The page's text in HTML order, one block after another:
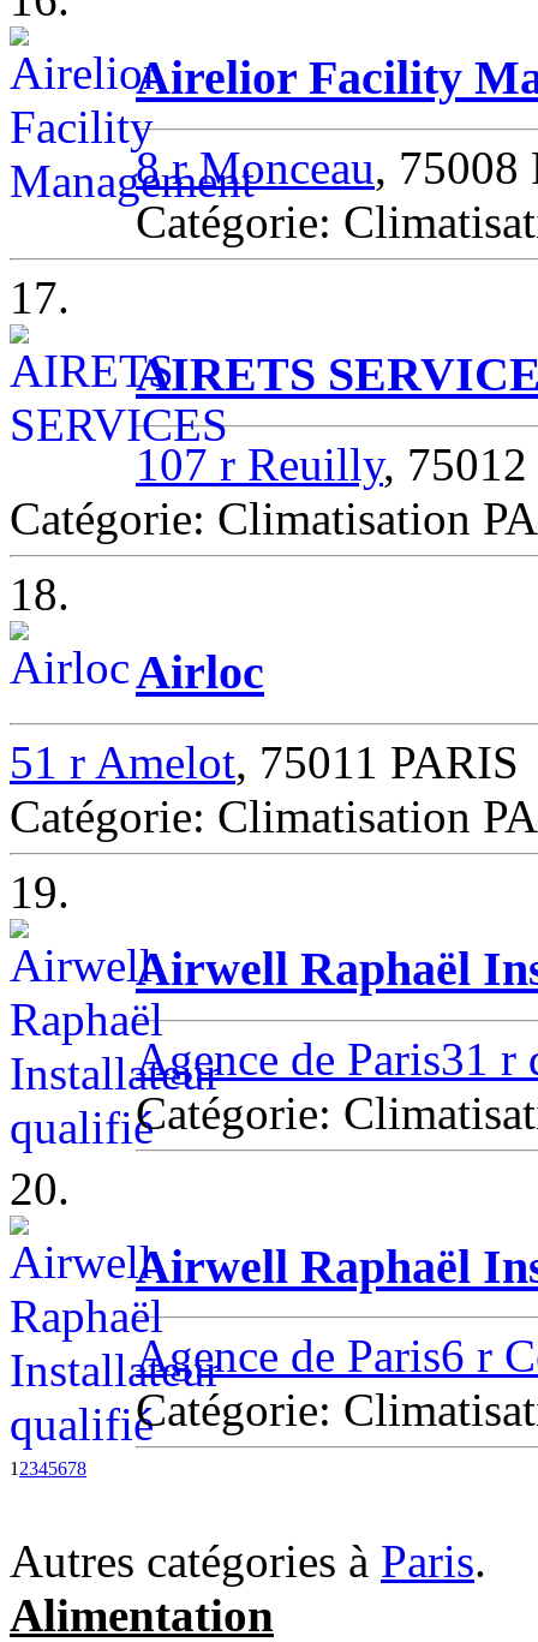
Airelior Facility
8 r Monceau, 75008
Catégorie:
17.
AIRETS
107 r Reuilly,
Catégorie: Climatisation
18.
Airloc
51 r Amelot, 75011 PARIS
Catégorie: Climatisation
19.
Airwell Raphaël
Agence de Paris31 r
Catégorie:
20.
Airwell Raphaël
Agence de Paris6 r
Catégorie:
12345678
Autres catégories à Paris.
Alimentation